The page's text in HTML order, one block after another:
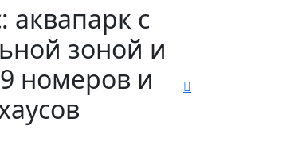
аквапарк с
зоной и
номеров и